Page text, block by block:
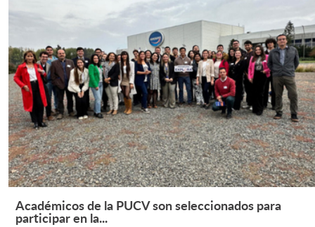
Leer Más +
Académicos de la PUCV son seleccionados para
participar en la...